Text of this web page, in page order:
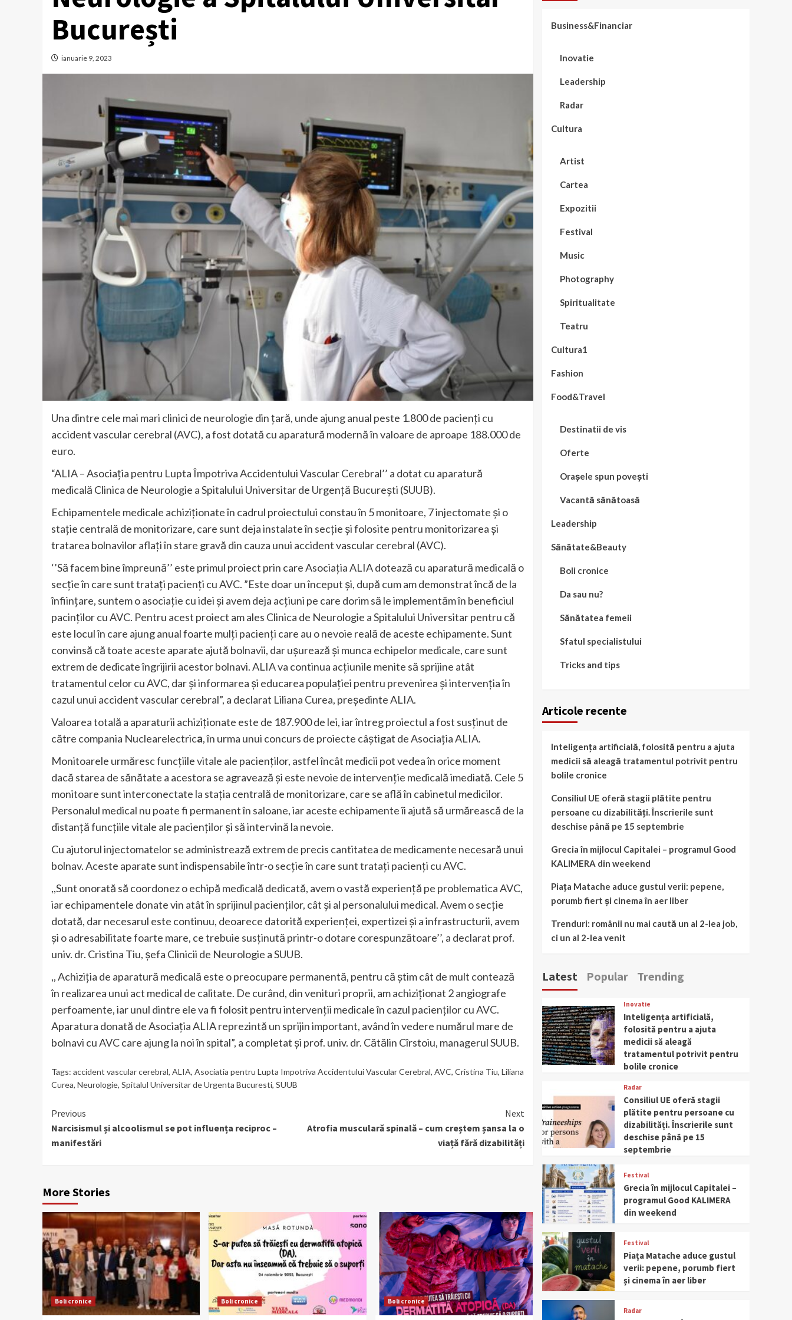
București
ianuarie 9, 2023
Una dintre cele mai mari clinici de neurologie din țară, unde ajung anual peste 1.800 de pacienți cu
accident vascular cerebral (AVC), a fost dotată cu aparatură modernă în valoare de aproape 188.000 de
euro.
“ALIA – Asociația pentru Lupta Împotriva Accidentului Vascular Cerebral’’ a dotat cu aparatură
medicală Clinica de Neurologie a Spitalului Universitar de Urgență București (SUUB).
Echipamentele medicale achiziționate în cadrul proiectului constau în 5 monitoare, 7 injectomate și o
stație centrală de monitorizare, care sunt deja instalate în secție și folosite pentru monitorizarea și
tratarea bolnavilor aflați în stare gravă din cauza unui accident vascular cerebral (AVC).
‘’Să facem bine împreună’’ este primul proiect prin care Asociația ALIA dotează cu aparatură medicală o
secție în care sunt tratați pacienți cu AVC. ”Este doar un început și, după cum am demonstrat încă de la
înființare, suntem o asociație cu idei și avem deja acțiuni pe care dorim să le implementăm în beneficiul
pacinților cu AVC. Pentru acest proiect am ales Clinica de Neurologie a Spitalului Universitar pentru că
este locul în care ajung anual foarte mulți pacienți care au o nevoie reală de aceste echipamente. Sunt
convinsă că toate aceste aparate ajută bolnavii, dar ușurează și munca echipelor medicale, care sunt
extrem de dedicate îngrijirii acestor bolnavi. ALIA va continua acțiunile menite să sprijine atât
tratamentul celor cu AVC, dar și informarea și educarea populației pentru prevenirea și intervenția în
cazul unui accident vascular cerebral”, a declarat Liliana Curea, președinte ALIA.
Valoarea totală a aparaturii achiziționate este de 187.900 de lei, iar întreg proiectul a fost susținut de
către compania Nuclearelectrica, în urma unui concurs de proiecte câștigat de Asociația ALIA.
Monitoarele urmăresc funcțiile vitale ale pacienților, astfel încât medicii pot vedea în orice moment
dacă starea de sănătate a acestora se agravează și este nevoie de intervenție medicală imediată. Cele 5
monitoare sunt interconectate la stația centrală de monitorizare, care se află în cabinetul medicilor.
Personalul medical nu poate fi permanent în saloane, iar aceste echipamente îi ajută să urmărească de la
distanță funcțiile vitale ale pacienților și să intervină la nevoie.
Cu ajutorul injectomatelor se administrează extrem de precis cantitatea de medicamente necesară unui
bolnav. Aceste aparate sunt indispensabile într-o secție în care sunt tratați pacienți cu AVC.
,,Sunt onorată să coordonez o echipă medicală dedicată, avem o vastă experiență pe problematica AVC,
iar echipamentele donate vin atât în sprijinul pacienților, cât și al personalului medical. Avem o secție
dotată, dar necesarul este continuu, deoarece datorită experienței, expertizei și a infrastructurii, avem
și o adresabilitate foarte mare, ce trebuie susținută printr-o dotare corespunzătoare’’, a declarat prof.
univ. dr. Cristina Tiu, șefa Clinicii de Neurologie a SUUB.
,, Achiziția de aparatură medicală este o preocupare permanentă, pentru că știm cât de mult contează
în realizarea unui act medical de calitate. De curând, din venituri proprii, am achiziționat 2 angiografe
perfoamente, iar unul dintre ele va fi folosit pentru intervenții medicale în cazul pacienților cu AVC.
Aparatura donată de Asociația ALIA reprezintă un sprijin important, având în vedere numărul mare de
bolnavi cu AVC care ajung la noi în spital”, a completat și prof. univ. dr. Cătălin Cîrstoiu, managerul SUUB.
Tags: accident vascular cerebral, ALIA, Asociatia pentru Lupta Impotriva Accidentului Vascular Cerebral, AVC, Cristina Tiu, Liliana
Curea, Neurologie, Spitalul Universitar de Urgenta Bucuresti, SUUB
Continue
Reading
Previous
Narcisismul și alcoolismul se pot influența reciproc –
manifestări
Next
Atrofia musculară spinală – cum creștem șansa la o
viață fără dizabilități
More Stories
Boli cronice Boli cronice Boli cronice
Business&Financiar
Inovatie
Leadership
Radar
Cultura
Artist
Cartea
Expozitii
Festival
Music
Photography
Spiritualitate
Teatru
Cultura1
Fashion
Food&Travel
Destinatii de vis
Oferte
Orașele spun povești
Vacantă sănătoasă
Leadership
Sănătate&Beauty
Boli cronice
Da sau nu?
Sănătatea femeii
Sfatul specialistului
Tricks and tips
Articole recente
Inteligența artificială, folosită pentru a ajuta
medicii să aleagă tratamentul potrivit pentru
bolile cronice
Consiliul UE oferă stagii plătite pentru
persoane cu dizabilități. Înscrierile sunt
deschise până pe 15 septembrie
Grecia în mijlocul Capitalei – programul Good
KALIMERA din weekend
Piața Matache aduce gustul verii: pepene,
porumb fiert și cinema în aer liber
Trenduri: românii nu mai caută un al 2-lea job,
ci un al 2-lea venit
Latest Popular Trending
Inovatie
Inteligența artificială,
folosită pentru a ajuta
medicii să aleagă
tratamentul potrivit pentru
bolile cronice
Radar
Consiliul UE oferă stagii
plătite pentru persoane cu
dizabilități. Înscrierile sunt
deschise până pe 15
septembrie
Festival
Grecia în mijlocul Capitalei –
programul Good KALIMERA
din weekend
Festival
Piața Matache aduce gustul
verii: pepene, porumb fiert
și cinema în aer liber
Radar